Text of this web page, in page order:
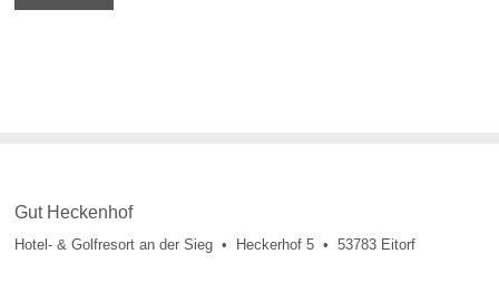
Gut Heckenhof
Hotel- & Golfresort an der Sieg • Heckerhof 5 • 53783 Eitorf